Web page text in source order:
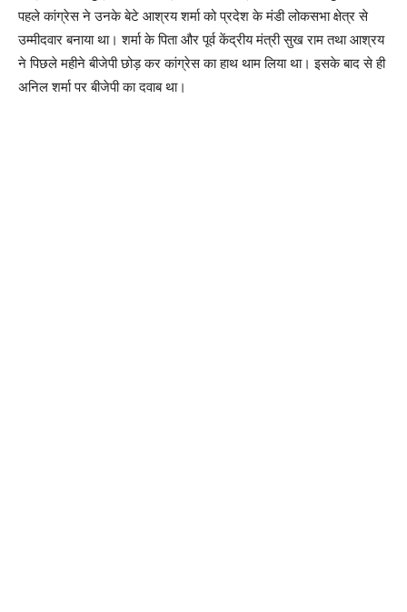
पहले कांग्रेस ने उनके बेटे आश्रय शर्मा को प्रदेश के मंडी लोकसभा क्षेत्र से
उम्मीदवार बनाया था। शर्मा के पिता और पूर्व केंद्रीय मंत्री सुख राम तथा आश्रय
ने पिछले महीने बीजेपी छोड़ कर कांग्रेस का हाथ थाम लिया था। इसके बाद से ही
अनिल शर्मा पर बीजेपी का दवाब था।